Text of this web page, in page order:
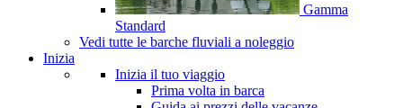
Gamma
Standard
Vedi tutte le barche fluviali a noleggio
Inizia
Inizia il tuo viaggio
Prima volta in barca